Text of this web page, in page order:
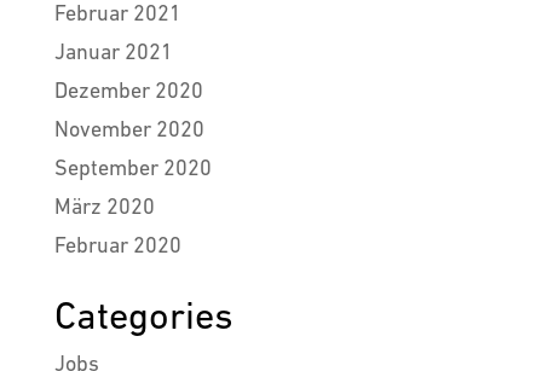
Februar 2021
Januar 2021
Dezember 2020
November 2020
September 2020
März 2020
Februar 2020
Categories
Jobs